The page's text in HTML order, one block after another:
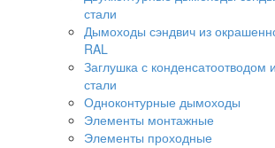
стали
Дымоходы сэндвич из
RAL
Заглушка с
стали
Одноконтурные дымоходы
Элементы монтажные
Элементы проходные